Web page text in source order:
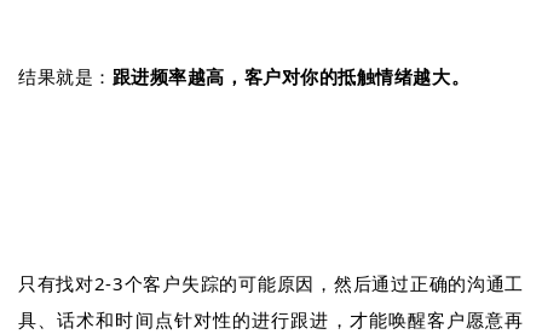
结果就是： 跟进频率越高，客户对你的抵触情绪越大。
只有找对2-3个客户失踪的可能原因，然后通过正确的沟通工
具、话术和时间点针对性的进行跟进，才能唤醒客户愿意再